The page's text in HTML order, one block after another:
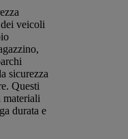
veicoli
sicurezza
Questi
materiali
durata e